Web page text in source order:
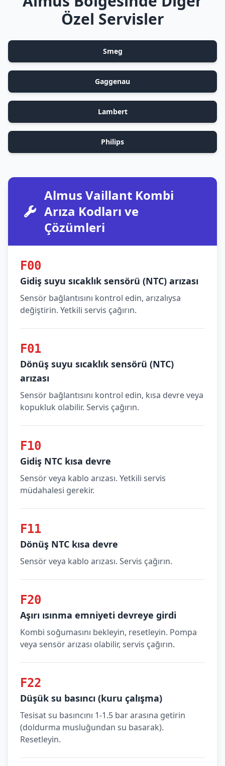
Özel Servisler
Smeg
Gaggenau
Lambert
Philips
Almus Vaillant Kombi
Arıza Kodları ve
Çözümleri
F00
Gidiş suyu sıcaklık sensörü (NTC) arızası
Sensör bağlantısını kontrol edin, arızalıysa
değiştirin. Yetkili servis çağırın.
F01
Dönüş suyu sıcaklık sensörü (NTC)
arızası
Sensör bağlantısını kontrol edin, kısa devre veya
kopukluk olabilir. Servis çağırın.
F10
Gidiş NTC kısa devre
Sensör veya kablo arızası. Yetkili servis
müdahalesi gerekir.
F11
Dönüş NTC kısa devre
Sensör veya kablo arızası. Servis çağırın.
F20
Aşırı ısınma emniyeti devreye girdi
Kombi soğumasını bekleyin, resetleyin. Pompa
veya sensör arızası olabilir, servis çağırın.
F22
Düşük su basıncı (kuru çalışma)
Tesisat su basıncını 1-1.5 bar arasına getirin
(doldurma musluğundan su basarak).
Resetleyin.